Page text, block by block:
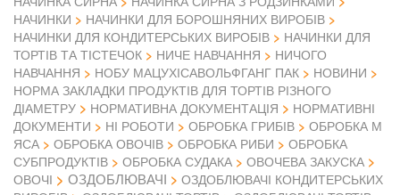
НАЧИНКИ
НАЧИНКИ ДЛЯ БОРОШНЯНИХ ВИРОБІВ
НАЧИНКИ ДЛЯ КОНДИТЕРСЬКИХ ВИРОБІВ
НАЧИНКИ ДЛЯ
ТОРТІВ ТА ТІСТЕЧОК
НИЧЕ НАВЧАННЯ
НИЧОГО
НАВЧАННЯ
НОБУ МАЦУХІСАВОЛЬФГАНГ ПАК
НОВИНИ
НОРМА ЗАКЛАДКИ ПРОДУКТІВ ДЛЯ ТОРТІВ РІЗНОГО
ДІАМЕТРУ
НОРМАТИВНА ДОКУМЕНТАЦІЯ
НОРМАТИВНІ
ДОКУМЕНТИ
НІ РОБОТИ ОБРОБКА ГРИБІВ
ОБРОБКА М
ЯСА
ОБРОБКА ОВОЧІВ ОБРОБКА РИБИ
ОБРОБКА
СУБПРОДУКТІВ
ОБРОБКА СУДАКА
ОВОЧЕВА ЗАКУСКА
ОВОЧІ
ОЗДОБЛЮВАЧІ
ОЗДОБЛЮВАЧІ КОНДИТЕРСЬКИХ